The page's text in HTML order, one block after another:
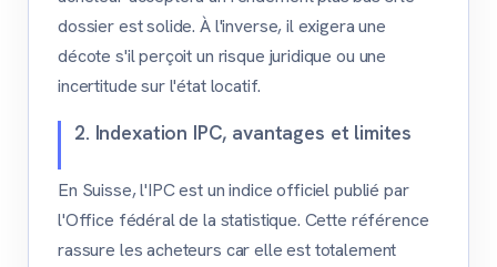
dossier est solide. À l'inverse, il exigera une
décote s'il perçoit un risque juridique ou une
incertitude sur l'état locatif.
2. Indexation IPC, avantages et limites
En Suisse, l'IPC est un indice officiel publié par
l'Office fédéral de la statistique. Cette référence
rassure les acheteurs car elle est totalement